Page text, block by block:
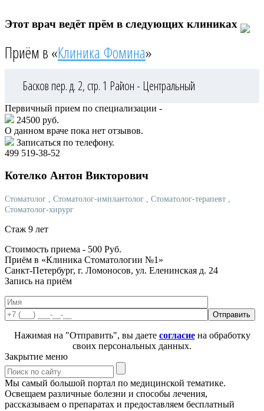
Этот врач ведёт прём в следующих клиниках
Приём в «Клиника Фомина»
Басков пер. д. 2, стр. 1 Район - Центральный
Первичный прием по специализации -
24500 руб.
О данном враче пока нет отзывов.
Записаться по телефону.
499 519-38-52
Котелко Антон Викторович
Стоматолог , Стоматолог-имплантолог , Стоматолог-терапевт ,
Стоматолог-хирург
Стаж 9 лет
Стоимость приема - 500 Руб.
Приём в «Клиника Стоматологии №1»
Санкт-Петербург, г. Ломоносов, ул. Еленинская д. 24
Запись на приём
Нажимая на "Отправить", вы даете согласиена обработку
своих персональных данных.
Закрытие меню
Мы самый большой портал по медицинской тематике.
Освещаем различные болезни и способы лечения,
рассказываем о препаратах и предоставляем бесплатный